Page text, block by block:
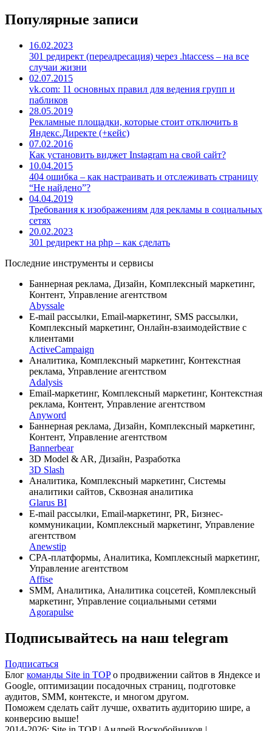
Популярные записи
16.02.2023
301 редирект (переадресация) через .htaccess – на все
случаи жизни
02.07.2015
vk.com: 11 основных правил для ведения групп и
пабликов
28.05.2019
Рекламные площадки, которые стоит отключить в
Яндекс.Директе (+кейс)
07.02.2016
Как установить виджет Instagram на свой сайт?
10.04.2015
404 ошибка – как настраивать и отслеживать страницу
“Не найдено”?
04.04.2019
Требования к изображениям для рекламы в социальных
сетях
20.02.2023
301 редирект на php – как сделать
Последние инструменты и сервисы
Баннерная реклама, Дизайн, Комплексный маркетинг,
Контент, Управление агентством
Abyssale
E-mail рассылки, Email-маркетинг, SMS рассылки,
Комплексный маркетинг, Онлайн-взаимодействие с
клиентами
ActiveCampaign
Аналитика, Комплексный маркетинг, Контекстная
реклама, Управление агентством
Adalysis
Email-маркетинг, Комплексный маркетинг, Контекстная
реклама, Контент, Управление агентством
Anyword
Баннерная реклама, Дизайн, Комплексный маркетинг,
Контент, Управление агентством
Bannerbear
3D Model & AR, Дизайн, Разработка
3D Slash
Аналитика, Комплексный маркетинг, Системы
аналитики сайтов, Сквозная аналитика
Glarus BI
E-mail рассылки, Email-маркетинг, PR, Бизнес-
коммуникации, Комплексный маркетинг, Управление
агентством
Anewstip
CPA-платформы, Аналитика, Комплексный маркетинг,
Управление агентством
Affise
SMM, Аналитика, Аналитика соцсетей, Комплексный
маркетинг, Управление социальными сетями
Agorapulse
Подписывайтесь на наш telegram
Подписаться
Блог команды Site in TOPо продвижении сайтов в Яндексе и
Google, оптимизации посадочных страниц, подготовке
аудитов, SMM, контексте, и многом другом.
Поможем сделать сайт лучше, охватить аудиторию шире, а
конверсию выше!